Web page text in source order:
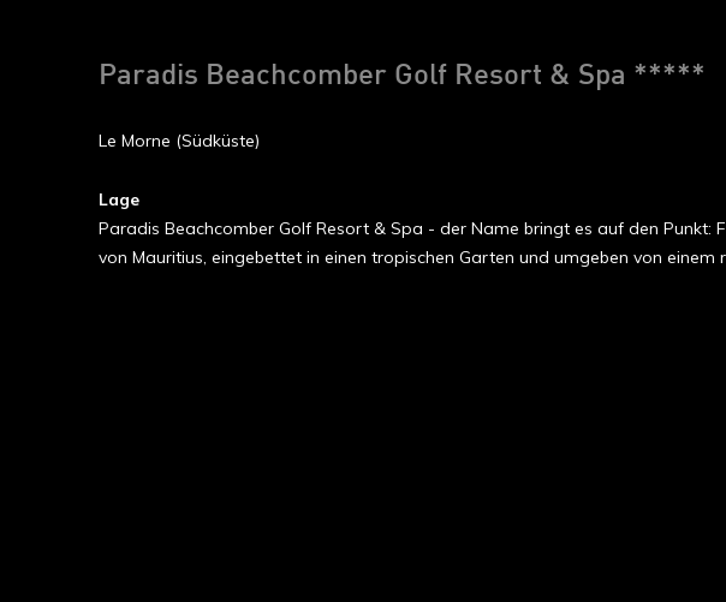
Paradis Beachcomber Golf Resort & Spa *****
Le Morne (Südküste)
Lage
Paradis Beachcomber Golf Resort & Spa - der Name bringt es auf den Punkt:
von Mauritius, eingebettet in einen tropischen Garten und umgeben von